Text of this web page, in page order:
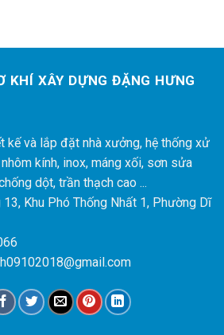
KHÍ XÂY DỰNG ĐẶNG HƯNG
kế và lắp đặt nhà xưởng, hệ thống xử
kính, inox, máng xối, sơn sửa
dột, trần thạch cao ...
Khu Phó Thống Nhất 1, Phường Dĩ